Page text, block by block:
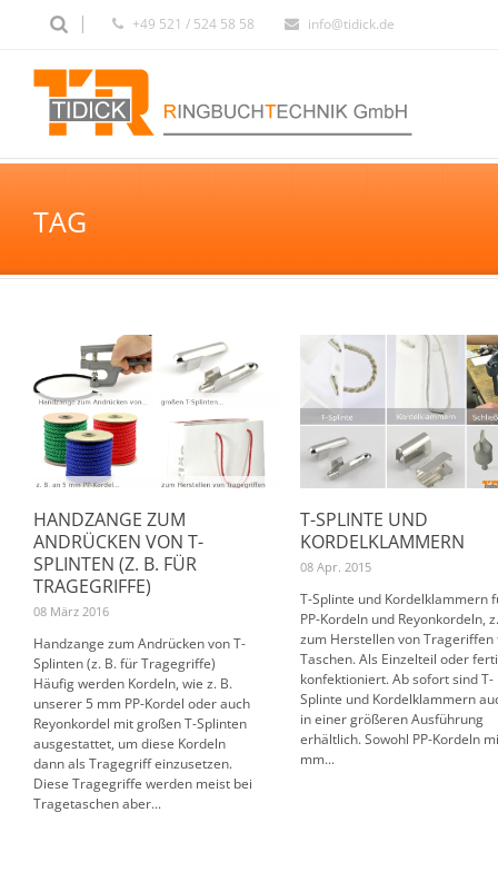
+49 521 / 524 58 58 info@tidick.de
TAG
HANDZANGE ZUM
ANDRÜCKEN VON T-
SPLINTEN (Z. B. FÜR
TRAGEGRIFFE)
08 März 2016
Handzange zum Andrücken von T-
Splinten (z. B. für Tragegriffe)
Häufig werden Kordeln, wie z. B.
unserer 5 mm PP-Kordel oder auch
Reyonkordel mit großen T-Splinten
ausgestattet, um diese Kordeln
dann als Tragegriff einzusetzen.
Diese Tragegriffe werden meist bei
Tragetaschen aber...
T-SPLINTE UND
KORDELKLAMMERN
08 Apr. 2015
T-Splinte und Kordelklammern
PP-Kordeln und Reyonkordeln,
zum Herstellen von Trageriffen
Taschen. Als Einzelteil oder
konfektioniert. Ab sofort sind T-
Splinte und Kordelklammern
in einer größeren Ausführung
erhältlich. Sowohl PP-Kordeln
mm...